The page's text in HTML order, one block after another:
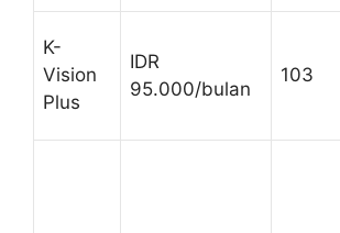
K-
Vision
Plus
IDR
95.000/bulan
103